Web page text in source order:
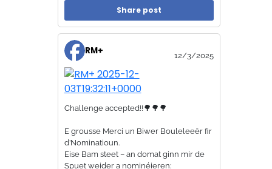
Share post
RM+ 12/3/2025
Challenge accepted!!🌳🌳🌳
E grousse Merci un Biwer Bouleleeër fir
d’Nominatioun.
Eise Bam steet – an domat ginn mir de
Spuet weider a nominéieren: